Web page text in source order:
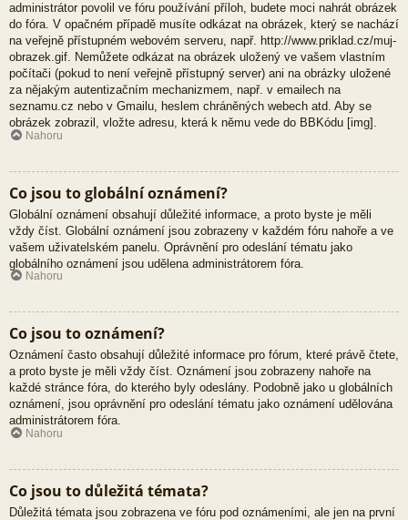
administrátor povolil ve fóru používání příloh, budete moci nahrát obrázek
do fóra. V opačném případě musíte odkázat na obrázek, který se nachází
na veřejně přístupném webovém serveru, např. http://www.priklad.cz/muj-
obrazek.gif. Nemůžete odkázat na obrázek uložený ve vašem vlastním
počítači (pokud to není veřejně přístupný server) ani na obrázky uložené
za nějakým autentizačním mechanizmem, např. v emailech na
seznamu.cz nebo v Gmailu, heslem chráněných webech atd. Aby se
obrázek zobrazil, vložte adresu, která k němu vede do BBKódu [img].
Nahoru
Co jsou to globální oznámení?
Globální oznámení obsahují důležité informace, a proto byste je měli
vždy číst. Globální oznámení jsou zobrazeny v každém fóru nahoře a ve
vašem uživatelském panelu. Oprávnění pro odeslání tématu jako
globálního oznámení jsou udělena administrátorem fóra.
Nahoru
Co jsou to oznámení?
Oznámení často obsahují důležité informace pro fórum, které právě čtete,
a proto byste je měli vždy číst. Oznámení jsou zobrazeny nahoře na
každé stránce fóra, do kterého byly odeslány. Podobně jako u globálních
oznámení, jsou oprávnění pro odeslání tématu jako oznámení udělována
administrátorem fóra.
Nahoru
Co jsou to důležitá témata?
Důležitá témata jsou zobrazena ve fóru pod oznámeními, ale jen na první